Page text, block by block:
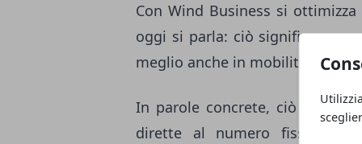
Con Wind Business si
oggi si parla: ciò significa
meglio anche in mobilità, come
In parole concrete, ciò si
dirette al numero fisso